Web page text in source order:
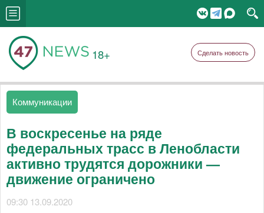
18+ Сделать новость
Коммуникации
В воскресенье на ряде
федеральных трасс в Ленобласти
активно трудятся дорожники —
движение ограничено
09:30 13.09.2020